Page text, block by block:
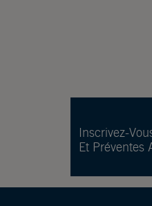
Inscrivez-
Et Préventes